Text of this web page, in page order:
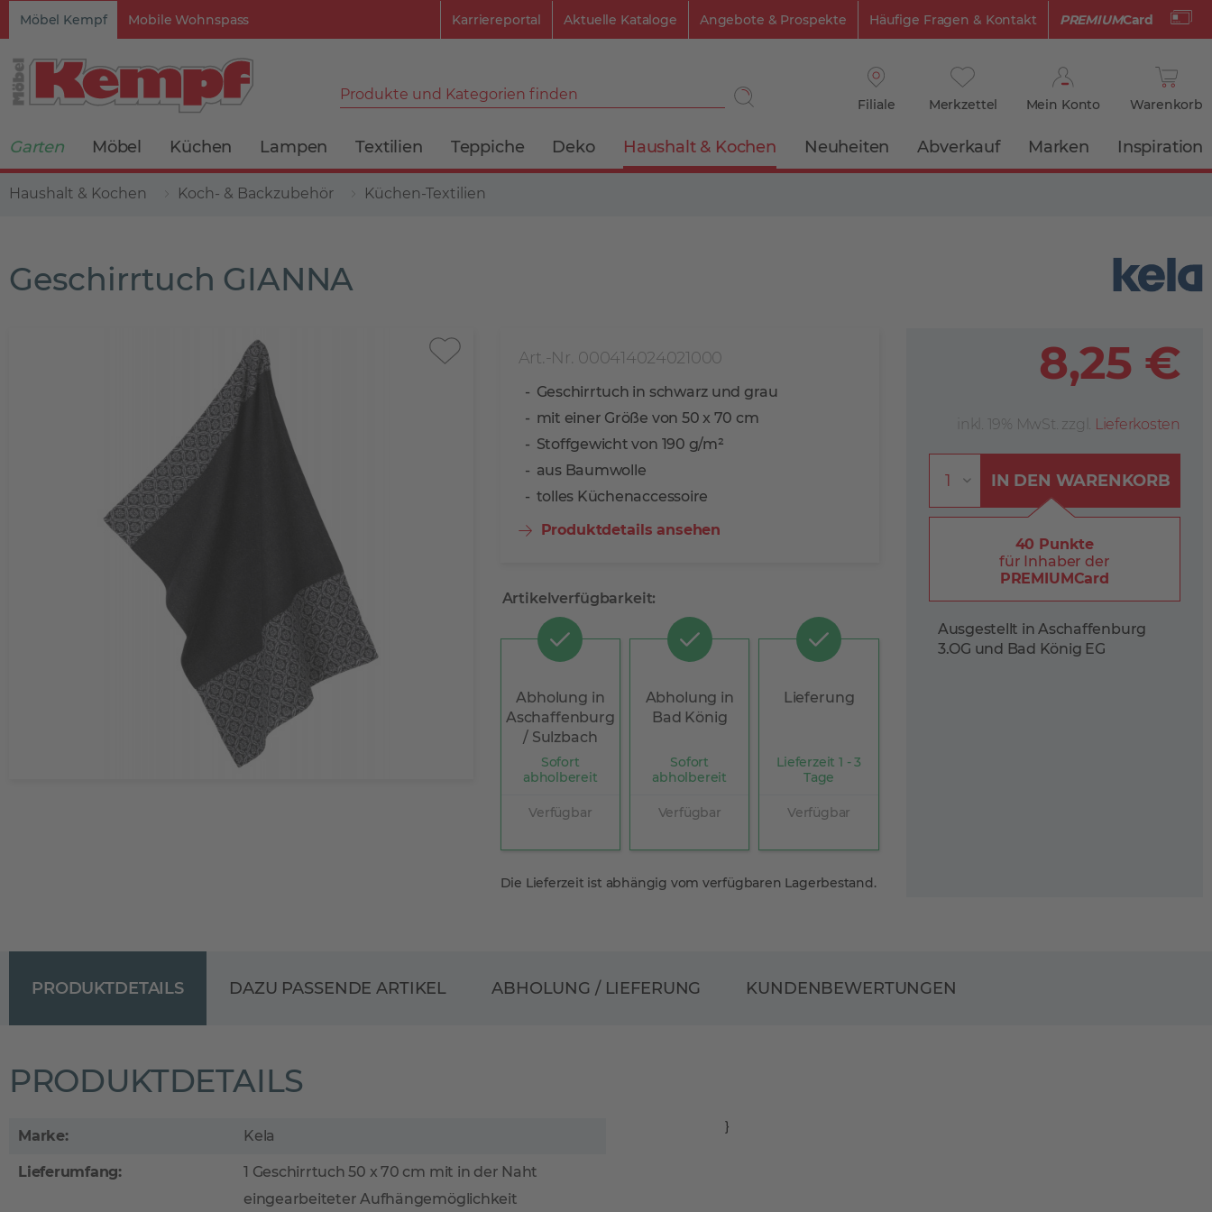
Möbel Kempf Mobile Wohnspass PREMIUMCard
Karriereportal Aktuelle Kataloge Angebote & Prospekte Häufige Fragen & Kontakt
Produkte und Kategorien finden
Filiale Merkzettel Mein Konto Warenkorb
Garten Möbel Küchen Lampen Textilien Teppiche Deko Haushalt & Kochen Neuheiten Abverkauf Marken Inspiration
Haushalt & Kochen Koch- & Backzubehör Küchen-Textilien
Geschirrtuch GIANNA
Art.-Nr. 000414024021000
Geschirrtuch in schwarz und grau
mit einer Größe von 50 x 70 cm
Stoffgewicht von 190 g/m²
aus Baumwolle
tolles Küchenaccessoire
Produktdetails ansehen
Artikelverfügbarkeit:
Abholung in
Aschaffenburg
/ Sulzbach
Sofort
abholbereit
Verfügbar
Abholung in
Bad König
Sofort
abholbereit
Verfügbar
Lieferung
Lieferzeit 1 - 3
Tage
Verfügbar
Die Lieferzeit ist abhängig vom verfügbaren Lagerbestand.
8,25 €
inkl. 19% MwSt. zzgl. Lieferkosten
IN DEN WARENKORB
40 Punkte
für Inhaber der
PREMIUMCard
Ausgestellt in Aschaffenburg
3.OG und Bad König EG
PRODUKTDETAILS
PRODUKTDETAILS
Marke: Kela
Lieferumfang:
1 Geschirrtuch 50 x 70 cm mit in der Naht
eingearbeiteter Aufhängemöglichkeit
}
DAZU PASSENDE ARTIKEL ABHOLUNG / LIEFERUNG KUNDENBEWERTUNGEN